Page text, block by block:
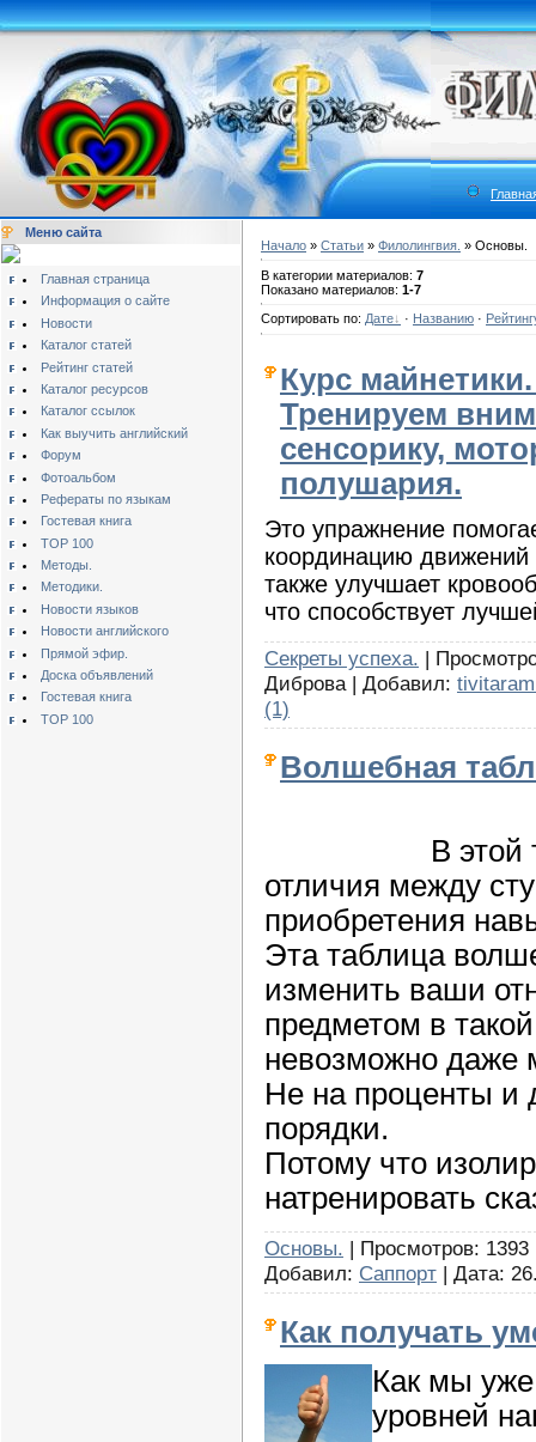
Меню сайта
Главная страница
Информация о сайте
Новости
Каталог статей
Рейтинг статей
Каталог ресурсов
Каталог ссылок
Как выучить английский
Форум
Фотоальбом
Рефераты по языкам
Гостевая книга
TOP 100
Методы.
Методики.
Новости языков
Новости английского
Прямой эфир.
Доска объявлений
Гостевая книга
TOP 100
Начало » Статьи » Филолингвия. » Основы.
В категории материалов: 7
Показано материалов: 1-7
Сортировать по: Дате · Названию ·
Курс
Тренируем
сенсорику,
полушария.
Это упражнение
координацию
также улучшает
что способствует
Секреты успеха. |
Диброва | Добавил:
(1)
Волшебная
В этой
отличия между
приобретения
Эта таблица
изменить ваши
предметом в
невозможно даже
Не на проценты и
порядки.
Потому что
натренировать
Основы. | Просмотров:
Добавил: Саппорт | Дата:
Как получать
Как мы
уровней